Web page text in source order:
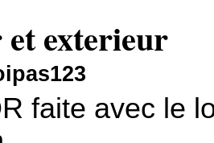
exterieur
faite avec le